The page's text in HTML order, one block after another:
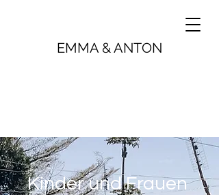
EMMA & ANTON
Kinder und Frauen